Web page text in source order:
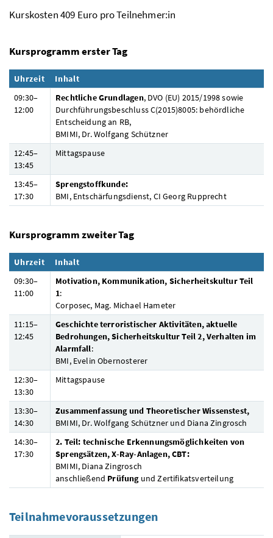
Kurskosten 409 Euro pro Teilnehmer:in
Kursprogramm erster Tag
Uhrzeit
Inhalt
09:30–
12:00
Rechtliche Grundlagen, DVO (EU) 2015/1998 sowie
Durchführungsbeschluss C(2015)8005: behördliche
Entscheidung an RB,
BMIMI, Dr.Wolfgang Schützner
12:45–
13:45
Mittagspause
13:45–
17:30
Sprengstoffkunde:
BMI, Entschärfungsdienst, CI Georg Rupprecht
Kursprogramm zweiter Tag
Uhrzeit
Inhalt
09:30–
11:00
Motivation, Kommunikation, Sicherheitskultur Teil
1:
Corposec, Mag. Michael Hameter
11:15–
12:45
Geschichte terroristischer Aktivitäten, aktuelle
Bedrohungen, Sicherheitskultur Teil 2, Verhalten im
Alarmfall:
BMI, Evelin Obernosterer
12:30–
13:30
Mittagspause
13:30–
14:30
Zusammenfassung und Theoretischer Wissenstest,
BMIMI, Dr.Wolfgang Schützner und Diana Zingrosch
14:30–
17:30
2. Teil: technische Erkennungsmöglichkeiten von
Sprengsätzen,X-Ray-Anlagen, CBT:
BMIMI, Diana Zingrosch
anschließend Prüfungund Zertifikatsverteilung
Teilnahmevoraussetzungen